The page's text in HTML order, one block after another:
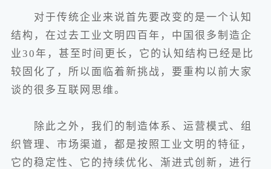
对于传统企业来说首先要改变的是一个认知
结构，在过去工业文明四百年，中国很多制造企
业30年，甚至时间更长，它的认知结构已经是比
较固化了，所以面临着新挑战，要重构以前大家
谈的很多互联网思维。
除此之外，我们的制造体系、运营模式、组
织管理、市场渠道，都是按照工业文明的特征，
它的稳定性、它的持续优化、渐进式创新，进行